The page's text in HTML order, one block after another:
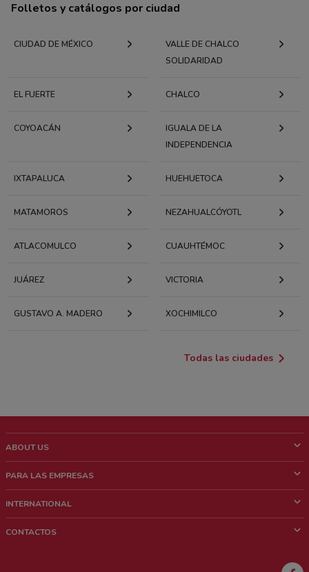
Folletos y catálogos por ciudad
CIUDAD DE MÉXICO
VALLE DE CHALCO
SOLIDARIDAD
EL FUERTE CHALCO
COYOACÁN
IGUALA DE LA
INDEPENDENCIA
IXTAPALUCA HUEHUETOCA
MATAMOROS NEZAHUALCÓYOTL
ATLACOMULCO CUAUHTÉMOC
JUÁREZ VICTORIA
GUSTAVO A. MADERO XOCHIMILCO
Todas las ciudades
ABOUT US
¿Quiénes Somos?
Trabaja con nosotros
PARA LAS EMPRESAS
Contacto comercial
INTERNATIONAL
CONTACTOS